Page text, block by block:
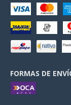
FORMAS DE